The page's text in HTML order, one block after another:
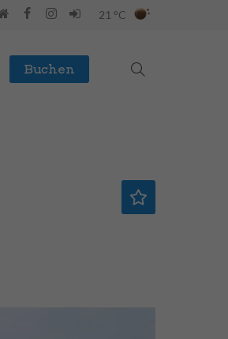
21 °C
Buchen